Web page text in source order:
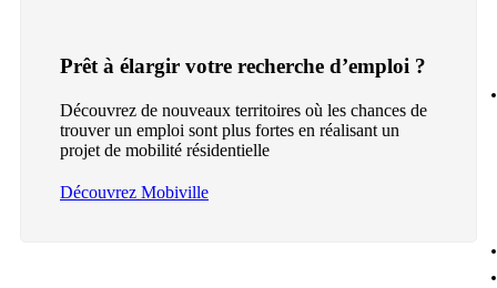
Prêt à élargir votre recherche d’emploi ?
Découvrez de nouveaux territoires où les chances de
trouver un emploi sont plus fortes en réalisant un
projet de mobilité résidentielle
Découvrez Mobiville